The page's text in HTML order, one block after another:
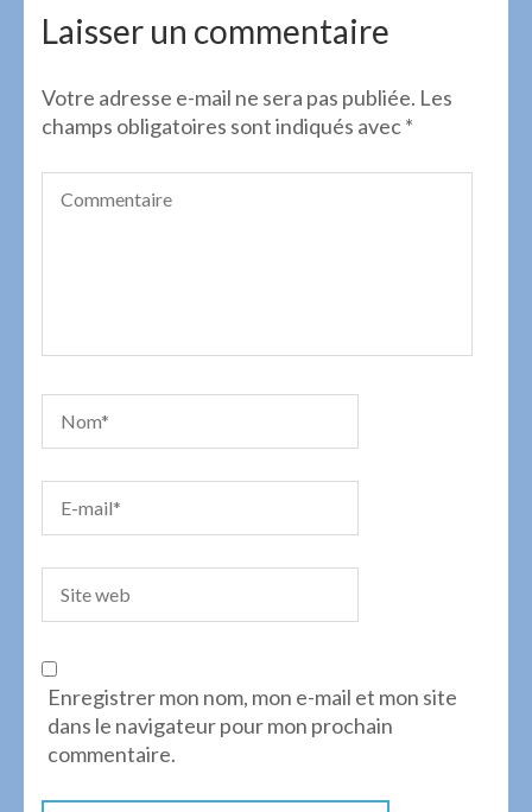
l’article
Laisser un commentaire
Votre adresse e-mail ne sera pas publiée. Les
champs obligatoires sont indiqués avec*
Enregistrer mon nom, mon e-mail et mon site
dans le navigateur pour mon prochain
commentaire.